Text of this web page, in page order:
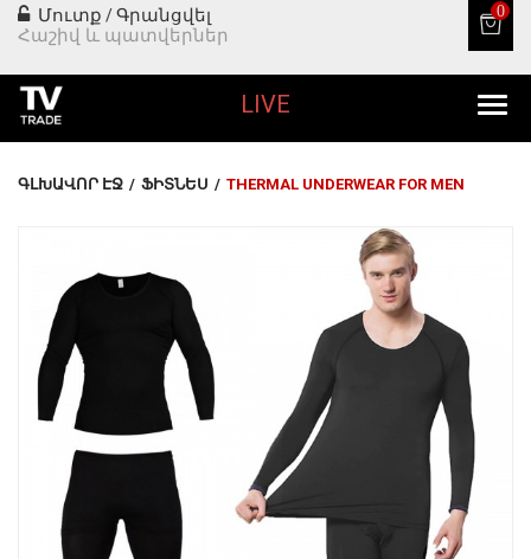
Մուտք /Գրանցվել
Հաշիվ և պատվերներ
0
Գեղեցկություն ԵՒ Խնամք
Երեխաների Համար
Լավագույն Վաճառք
LIVE
ԳԼԽԱՎՈՐ ԷՋ / ՖԻՏՆԵՍ / THERMAL UNDERWEAR FOR MEN